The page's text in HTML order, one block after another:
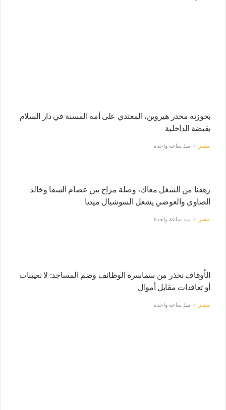
بحوزته مخدر هيروين، المعتدي على أمه المسنة في دار السلام
بقبضة الداخلية
مصر منذ ساعة واحدة
زهقنا من الشغل معاك، وصلة مزاح بين عصام السقا وخالد
الصاوي والعوضي يشعل السوشيال ميديا
مصر منذ ساعة واحدة
الأوقاف تحذر من سماسرة الوظائف وضم المساجد: لا تعيينات
أو تعاقدات مقابل أموال
مصر منذ ساعة واحدة